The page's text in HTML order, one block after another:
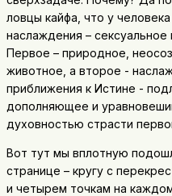
ловцы кайфа, что у
наслаждения –
Первое – природное,
животное, а второе -
приближения к Истине -
дополняющее и
духовностью страсти
Вот тут мы вплотную
странице – кругу с
и четырем точкам на